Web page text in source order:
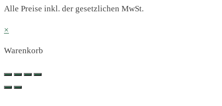
Alle Preise inkl. der gesetzlichen MwSt.
×
Warenkorb